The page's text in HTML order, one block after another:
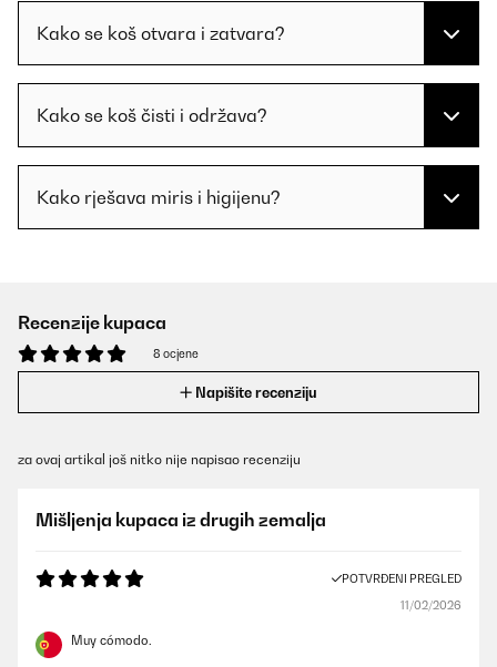
Kako se koš otvara i zatvara?
Kako se koš čisti i održava?
Kako rješava miris i higijenu?
Recenzije kupaca
8 ocjene
Napišite recenziju
za ovaj artikal još nitko nije napisao recenziju
Mišljenja kupaca iz drugih zemalja
POTVRĐENI PREGLED
11/02/2026
Muy cómodo.